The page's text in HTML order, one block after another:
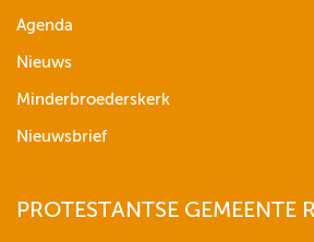
Agenda
Nieuws
Minderbroederskerk
Nieuwsbrief
PROTESTANTSE GEMEENTE